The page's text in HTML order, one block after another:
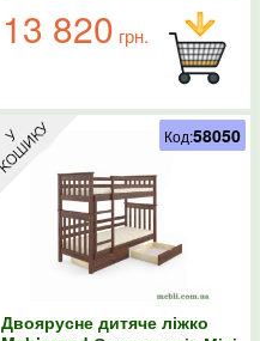
13 820 грн.
Двоярусне дитяче ліжко
Код:58050